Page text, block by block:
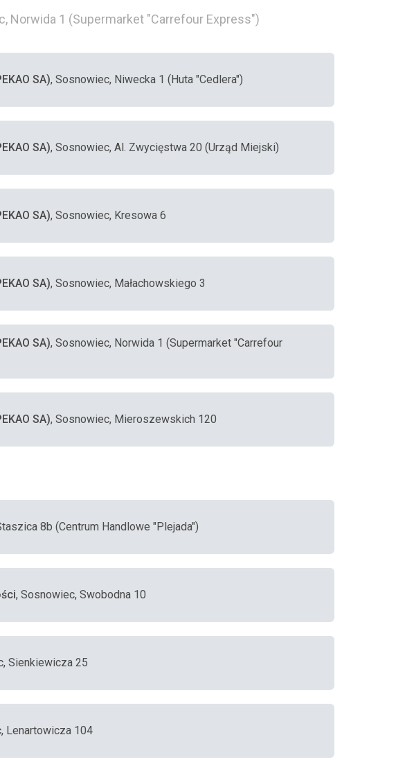
Norwida 1 (Supermarket "Carrefour Express")
SA), Sosnowiec, Niwecka 1 (Huta "Cedlera")
SA), Sosnowiec, Al. Zwycięstwa 20 (Urząd Miejski)
SA), Sosnowiec, Kresowa 6
SA), Sosnowiec, Małachowskiego 3
SA), Sosnowiec, Norwida 1 (Supermarket "Carrefour
SA), Sosnowiec, Mieroszewskich 120
8b (Centrum Handlowe "Plejada")
, Sosnowiec, Swobodna 10
Sienkiewicza 25
Lenartowicza 104